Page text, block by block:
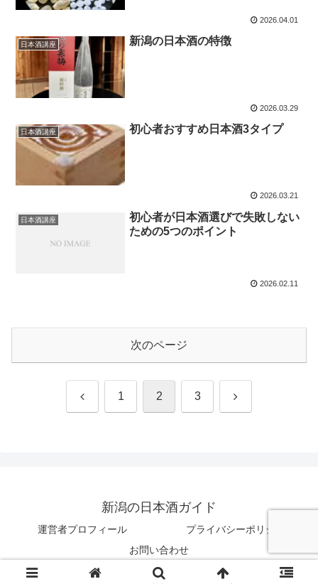
2026.04.01
日本酒講座 新潟の日本酒の特徴
2026.03.29
日本酒講座 初心者おすすめ日本酒3タイプ
2026.03.21
日本酒講座
初心者が日本酒選びで失敗しない
ための5つのポイント
2026.02.11
次のページ
前 1 2 3 次
新潟の日本酒ガイド
運営者プロフィール
プライバシーポリシー
お問い合わせ
© 2026 新潟の日本酒ガイド.